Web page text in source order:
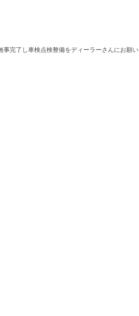
完了し車検点検整備をディーラーさんにお願い